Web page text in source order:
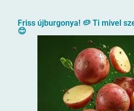
Friss újburgonya! 🥔 Ti mivel
😊